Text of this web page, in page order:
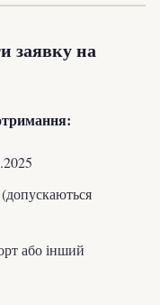
заявку на
або інший